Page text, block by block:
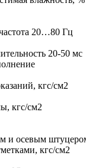
20…80 Гц
20-50 мс
кгс/см2
кгс/см2
и осевым
кгс/см2